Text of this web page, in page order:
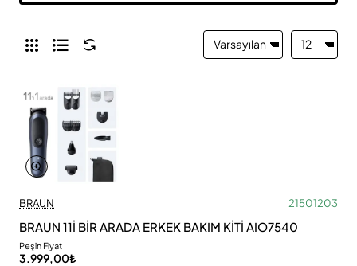
BRAUN 21501203
BRAUN 11İ BİR ARADA ERKEK BAKIM KİTİ AIO7540
Peşin Fiyat
3.999,00₺